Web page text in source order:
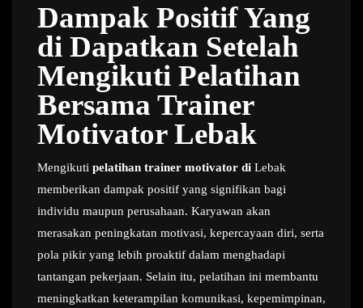
Dampak Positif Yang
di Dapatkan Setelah
Mengikuti Pelatihan
Bersama Trainer
Motivator Lebak
Mengikuti pelatihan trainer motivator di Lebak
memberikan dampak positif yang signifikan bagi
individu maupun perusahaan. Karyawan akan
merasakan peningkatan motivasi, kepercayaan diri, serta
pola pikir yang lebih proaktif dalam menghadapi
tantangan pekerjaan. Selain itu, pelatihan ini membantu
meningkatkan keterampilan komunikasi, kepemimpinan,